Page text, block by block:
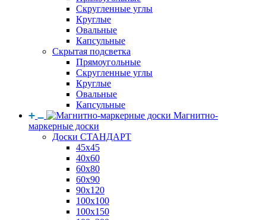
Скругленные углы
Круглые
Овальные
Капсульные
Скрытая подсветка
Прямоугольные
Скругленные углы
Круглые
Овальные
Капсульные
Магнитно-
маркерные доски
Доски СТАНДАРТ
45x45
40x60
60x80
60x90
90x120
100x100
100x150